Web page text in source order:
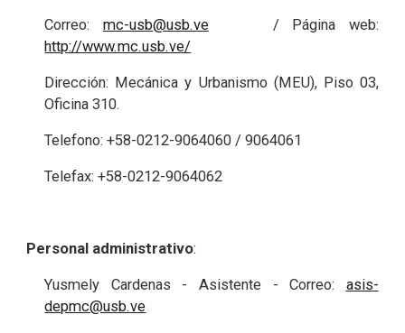
Correo: mc-usb@usb.ve/ Página web:
http://www.mc.usb.ve/
Dirección: Mecánica y Urbanismo (MEU), Piso 03,
Oficina 310.
Telefono: +58-0212-9064060 / 9064061
Telefax: +58-0212-9064062
Personal administrativo:
Yusmely Cardenas - Asistente - Correo: asis-
depmc@usb.ve